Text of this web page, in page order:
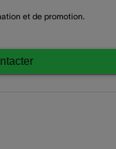
et de promotion.